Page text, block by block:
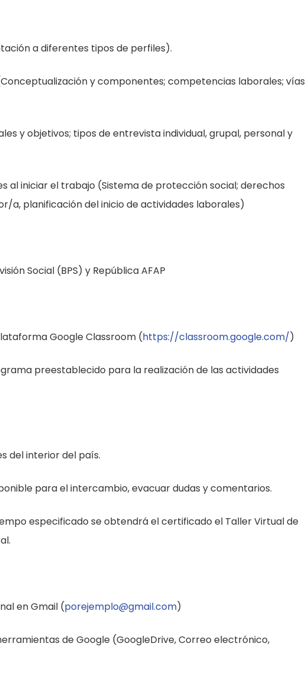
a diferentes tipos de perfiles).
y componentes; competencias laborales; vías
y objetivos; tipos de entrevista individual, grupal, personal y
al iniciar el trabajo (Sistema de protección social; derechos
a, planificación del inicio de actividades laborales)
Social (BPS) y República AFAP
Google Classroom (https://classroom.google.com/)
preestablecido para la realización de las actividades
del interior del país.
para el intercambio, evacuar dudas y comentarios.
especificado se obtendrá el certificado el Taller Virtual de
en Gmail (porejemplo@gmail.com)
de Google (GoogleDrive, Correo electrónico,